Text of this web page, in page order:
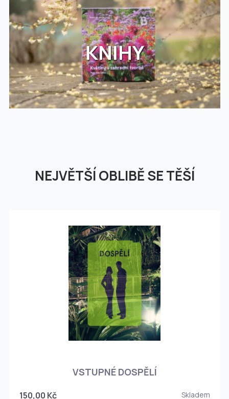
KNIHY
NEJVĚTŠÍ OBLIBĚ SE TĚŠÍ
VSTUPNÉ DOSPĚLÍ
150,00 Kč Skladem